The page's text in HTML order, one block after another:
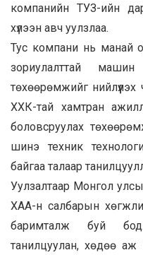
компанийн ТУЗ-ийн
хүлээн авч уулзлаа.
Тус компани нь манай
зориулалттай
төхөөрөмжийг
ХХК-тай хамтран
боловсруулах
шинэ техник
байгаа талаар
Уулзалтаар Монгол
ХАА-н салбарын
баримталж буй
танилцуулан, хөдөө аж